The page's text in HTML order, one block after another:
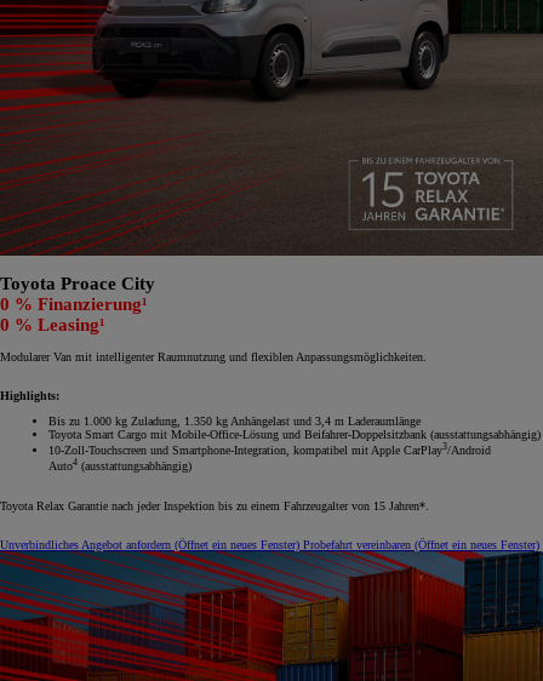
Toyota Proace City
0 % Finanzierung¹
0 % Leasing¹
Modularer Van mit intelligenter Raumnutzung und flexiblen Anpassungsmöglichkeiten.
Highlights:
Bis zu 1.000 kg Zuladung, 1.350 kg Anhängelast und 3,4 m Laderaumlänge
Toyota Smart Cargo mit Mobile-Office-Lösung und Beifahrer-Doppelsitzbank (ausstattungsabhängig)
10-Zoll-Touchscreen und Smartphone-Integration, kompatibel mit Apple CarPlay3/Android
Auto4 (ausstattungsabhängig)
Toyota Relax Garantie nach jeder Inspektion bis zu einem Fahrzeugalter von 15 Jahren*.
Unverbindliches Angebot anfordern (Öffnet ein neues Fenster) Probefahrt vereinbaren (Öffnet ein neues Fenster)